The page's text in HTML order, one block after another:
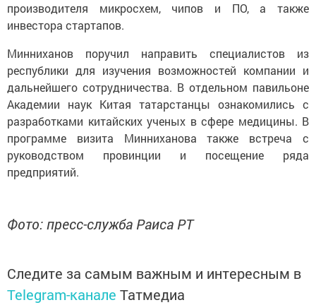
производителя микросхем, чипов и ПО, а также
инвестора стартапов.
Минниханов поручил направить специалистов из
республики для изучения возможностей компании и
дальнейшего сотрудничества. В отдельном павильоне
Академии наук Китая татарстанцы ознакомились с
разработками китайских ученых в сфере медицины. В
программе визита Минниханова также встреча с
руководством провинции и посещение ряда
предприятий.
Фото: пресс-служба Раиса РТ
Следите за самым важным и интересным в
Telegram-канале Татмедиа